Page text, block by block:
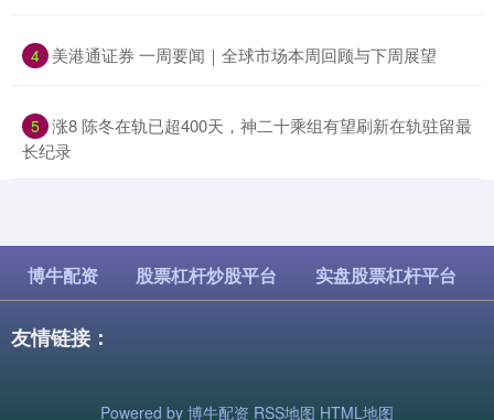
4 ​美港通证券 一周要闻｜全球市场本周回顾与下周展望
5 ​涨8 陈冬在轨已超400天，神二十乘组有望刷新在轨驻留最
长纪录
博牛配资 股票杠杆炒股平台 实盘股票杠杆平台
友情链接：
Powered by 博牛配资 RSS地图 HTML地图